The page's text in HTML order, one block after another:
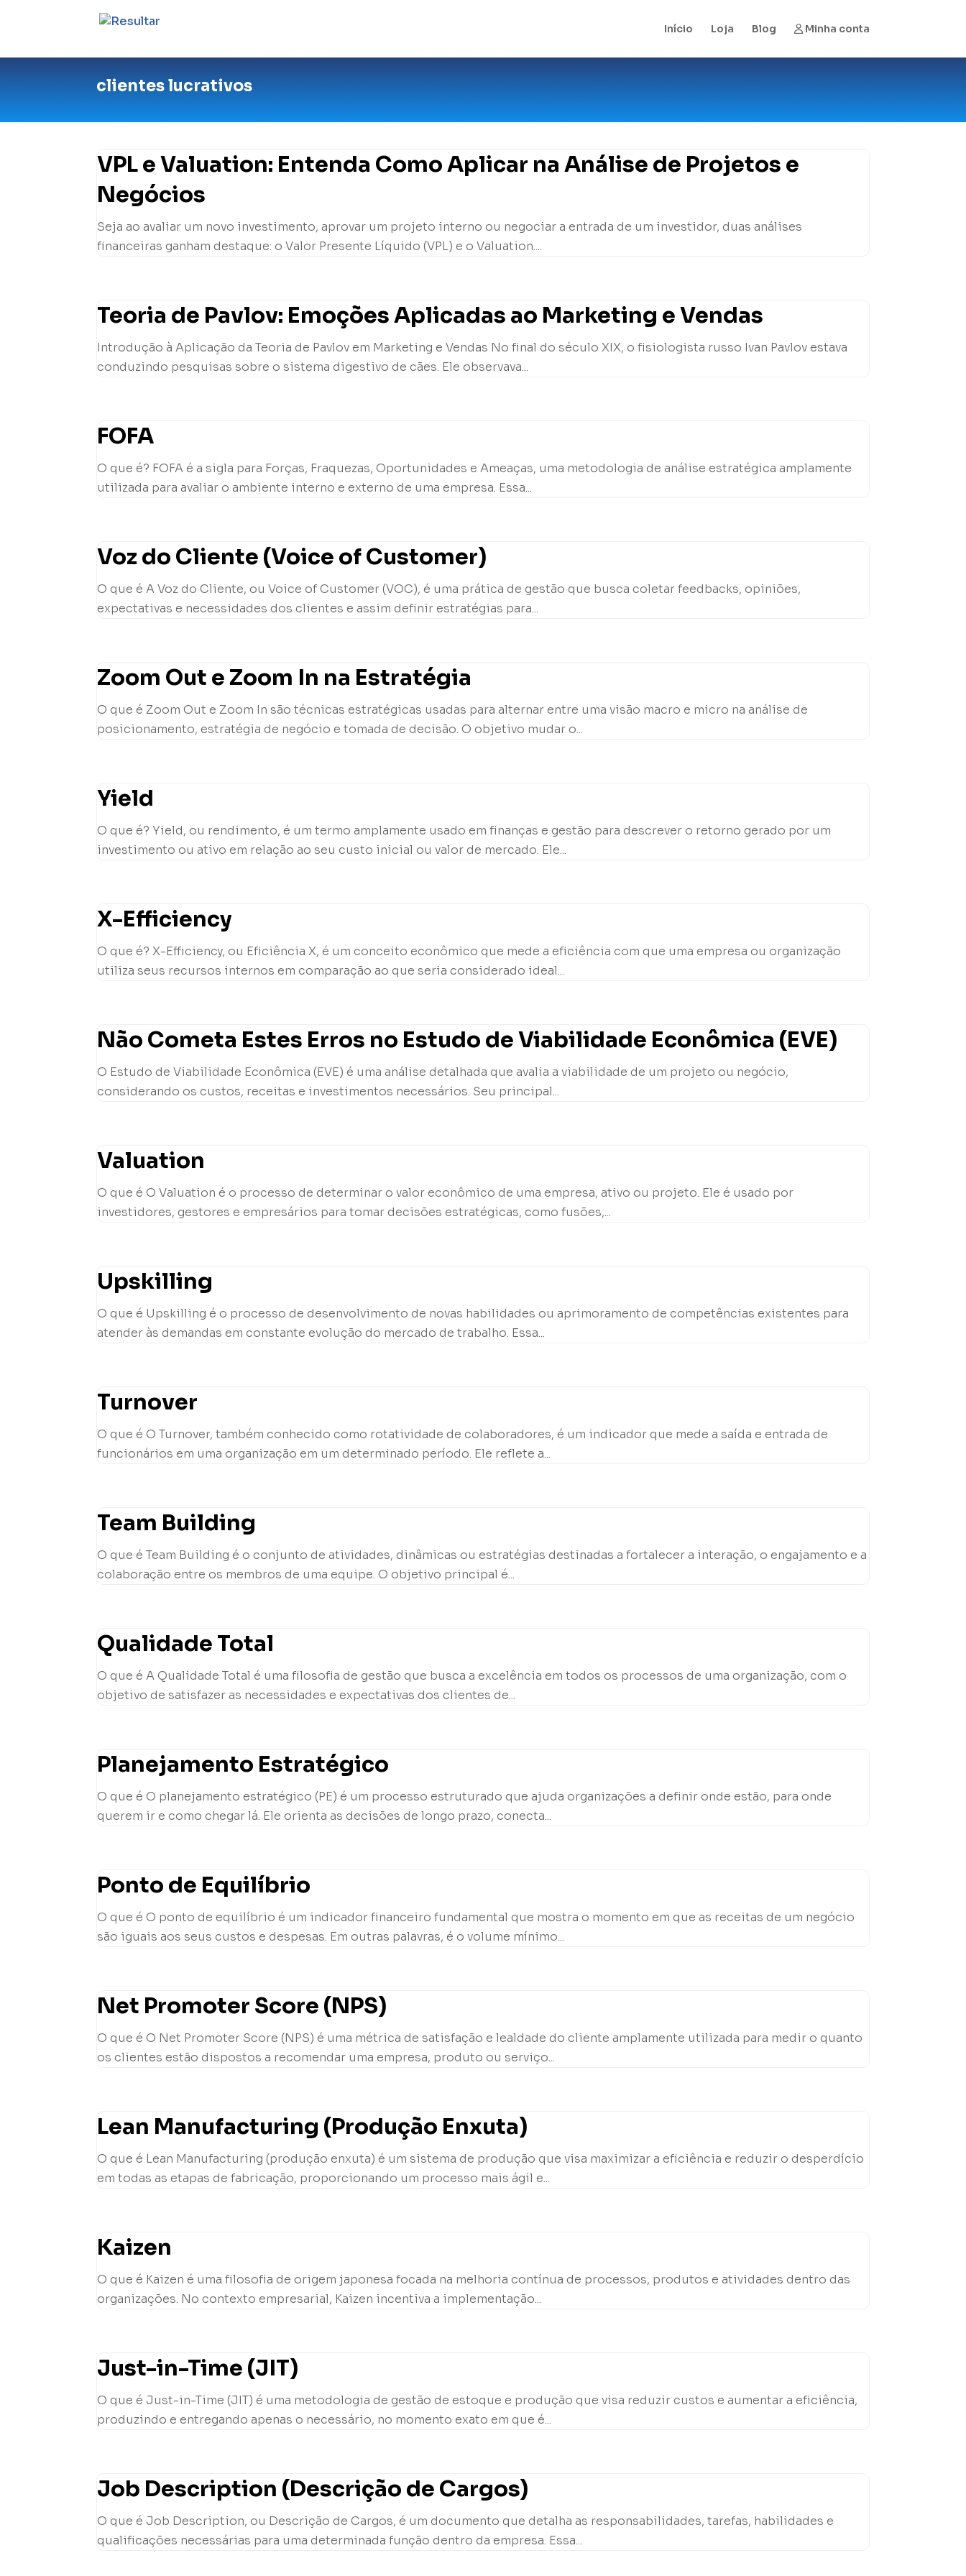
Início Loja Blog Minha conta
clientes lucrativos
VPL e Valuation: Entenda Como Aplicar na Análise de Projetos e
Negócios
Seja ao avaliar um novo investimento, aprovar um projeto interno ou negociar a entrada de um investidor, duas análises
financeiras ganham destaque: o Valor Presente Líquido (VPL) e o Valuation....
Teoria de Pavlov: Emoções Aplicadas ao Marketing e Vendas
Introdução à Aplicação da Teoria de Pavlov em Marketing e Vendas No final do século XIX, o fisiologista russo Ivan Pavlov estava
conduzindo pesquisas sobre o sistema digestivo de cães. Ele observava...
FOFA
O que é? FOFA é a sigla para Forças, Fraquezas, Oportunidades e Ameaças, uma metodologia de análise estratégica amplamente
utilizada para avaliar o ambiente interno e externo de uma empresa. Essa...
Voz do Cliente (Voice of Customer)
O que é A Voz do Cliente, ou Voice of Customer (VOC), é uma prática de gestão que busca coletar feedbacks, opiniões,
expectativas e necessidades dos clientes e assim definir estratégias para...
Zoom Out e Zoom In na Estratégia
O que é Zoom Out e Zoom In são técnicas estratégicas usadas para alternar entre uma visão macro e micro na análise de
posicionamento, estratégia de negócio e tomada de decisão. O objetivo mudar o...
Yield
O que é? Yield, ou rendimento, é um termo amplamente usado em finanças e gestão para descrever o retorno gerado por um
investimento ou ativo em relação ao seu custo inicial ou valor de mercado. Ele...
X-Efficiency
O que é? X-Efficiency, ou Eficiência X, é um conceito econômico que mede a eficiência com que uma empresa ou organização
utiliza seus recursos internos em comparação ao que seria considerado ideal...
Não Cometa Estes Erros no Estudo de Viabilidade Econômica (EVE)
O Estudo de Viabilidade Econômica (EVE) é uma análise detalhada que avalia a viabilidade de um projeto ou negócio,
considerando os custos, receitas e investimentos necessários. Seu principal...
Valuation
O que é O Valuation é o processo de determinar o valor econômico de uma empresa, ativo ou projeto. Ele é usado por
investidores, gestores e empresários para tomar decisões estratégicas, como fusões,...
Upskilling
O que é Upskilling é o processo de desenvolvimento de novas habilidades ou aprimoramento de competências existentes para
atender às demandas em constante evolução do mercado de trabalho. Essa...
Turnover
O que é O Turnover, também conhecido como rotatividade de colaboradores, é um indicador que mede a saída e entrada de
funcionários em uma organização em um determinado período. Ele reflete a...
Team Building
O que é Team Building é o conjunto de atividades, dinâmicas ou estratégias destinadas a fortalecer a interação, o engajamento e a
colaboração entre os membros de uma equipe. O objetivo principal é...
Qualidade Total
O que é A Qualidade Total é uma filosofia de gestão que busca a excelência em todos os processos de uma organização, com o
objetivo de satisfazer as necessidades e expectativas dos clientes de...
Planejamento Estratégico
O que é O planejamento estratégico (PE) é um processo estruturado que ajuda organizações a definir onde estão, para onde
querem ir e como chegar lá. Ele orienta as decisões de longo prazo, conecta...
Ponto de Equilíbrio
O que é O ponto de equilíbrio é um indicador financeiro fundamental que mostra o momento em que as receitas de um negócio
são iguais aos seus custos e despesas. Em outras palavras, é o volume mínimo...
Net Promoter Score (NPS)
O que é O Net Promoter Score (NPS) é uma métrica de satisfação e lealdade do cliente amplamente utilizada para medir o quanto
os clientes estão dispostos a recomendar uma empresa, produto ou serviço...
Lean Manufacturing (Produção Enxuta)
O que é Lean Manufacturing (produção enxuta) é um sistema de produção que visa maximizar a eficiência e reduzir o desperdício
em todas as etapas de fabricação, proporcionando um processo mais ágil e...
Kaizen
O que é Kaizen é uma filosofia de origem japonesa focada na melhoria contínua de processos, produtos e atividades dentro das
organizações. No contexto empresarial, Kaizen incentiva a implementação...
Just-in-Time (JIT)
O que é Just-in-Time (JIT) é uma metodologia de gestão de estoque e produção que visa reduzir custos e aumentar a eficiência,
produzindo e entregando apenas o necessário, no momento exato em que é...
Job Description (Descrição de Cargos)
O que é Job Description, ou Descrição de Cargos, é um documento que detalha as responsabilidades, tarefas, habilidades e
qualificações necessárias para uma determinada função dentro da empresa. Essa...